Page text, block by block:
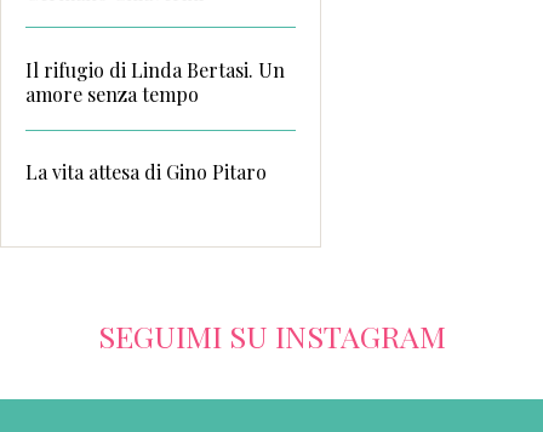
Il rifugio di Linda Bertasi. Un
amore senza tempo
La vita attesa di Gino Pitaro
SEGUIMI SU INSTAGRAM